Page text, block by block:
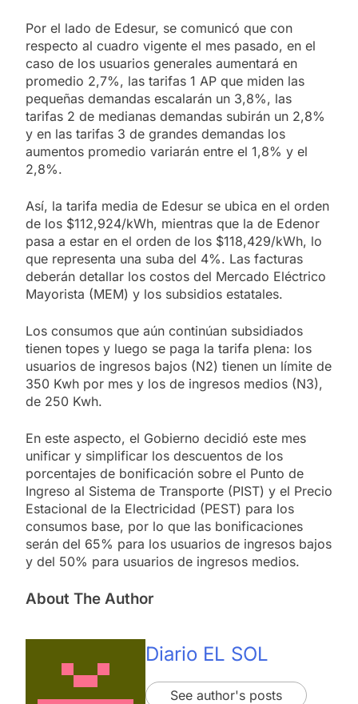
Por el lado de Edesur, se comunicó que con
respecto al cuadro vigente el mes pasado, en el
caso de los usuarios generales aumentará en
promedio 2,7%, las tarifas 1 AP que miden las
pequeñas demandas escalarán un 3,8%, las
tarifas 2 de medianas demandas subirán un 2,8%
y en las tarifas 3 de grandes demandas los
aumentos promedio variarán entre el 1,8% y el
2,8%.
Así, la tarifa media de Edesur se ubica en el orden
de los $112,924/kWh, mientras que la de Edenor
pasa a estar en el orden de los $118,429/kWh, lo
que representa una suba del 4%. Las facturas
deberán detallar los costos del Mercado Eléctrico
Mayorista (MEM) y los subsidios estatales.
Los consumos que aún continúan subsidiados
tienen topes y luego se paga la tarifa plena: los
usuarios de ingresos bajos (N2) tienen un límite de
350 Kwh por mes y los de ingresos medios (N3),
de 250 Kwh.
En este aspecto, el Gobierno decidió este mes
unificar y simplificar los descuentos de los
porcentajes de bonificación sobre el Punto de
Ingreso al Sistema de Transporte (PIST) y el Precio
Estacional de la Electricidad (PEST) para los
consumos base, por lo que las bonificaciones
serán del 65% para los usuarios de ingresos bajos
y del 50% para usuarios de ingresos medios.
About The Author
Diario EL SOL
See author's posts